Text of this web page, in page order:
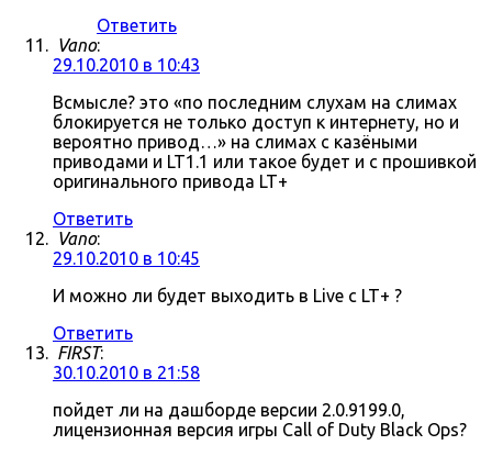
Ответить
Vano:
29.10.2010 в 10:43
Всмысле? это «по последним слухам на слимах
блокируется не только доступ к интернету, но и
вероятно привод…» на слимах с казёными
приводами и LT1.1 или такое будет и с прошивкой
оригинального привода LT+
Ответить
Vano:
29.10.2010 в 10:45
И можно ли будет выходить в Live c LT+ ?
Ответить
FIRST:
30.10.2010 в 21:58
пойдет ли на дашборде версии 2.0.9199.0,
лицензионная версия игры Call of Duty Black Ops?